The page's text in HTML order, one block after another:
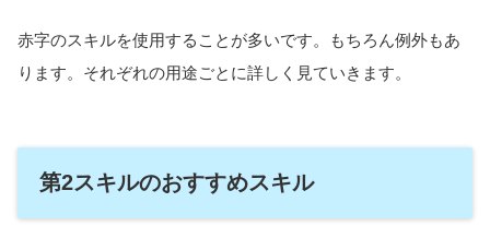
赤字のスキルを使用することが多いです。もちろん例外もあ
ります。それぞれの用途ごとに詳しく見ていきます。
第2スキルのおすすめスキル